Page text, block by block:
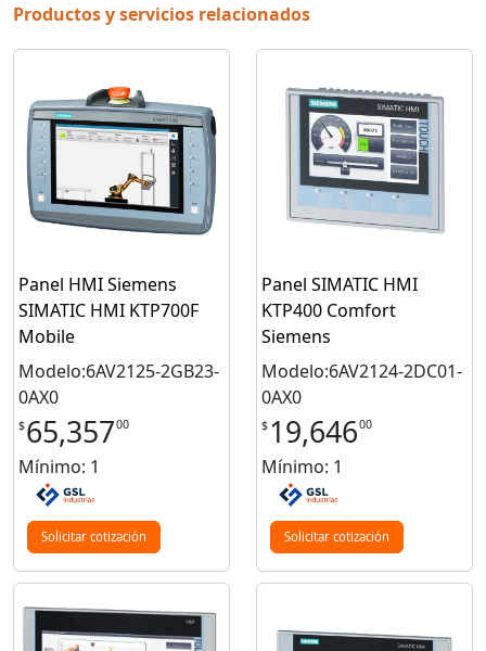
Productos y servicios relacionados
Panel HMI Siemens
SIMATIC HMI KTP700F
Mobile
Modelo:6AV2125-2GB23-
0AX0
$65,35700
Mínimo: 1
Solicitar cotización
Panel SIMATIC HMI
KTP400 Comfort
Siemens
Modelo:6AV2124-2DC01-
0AX0
$ 19,64600
Mínimo: 1
Solicitar cotización